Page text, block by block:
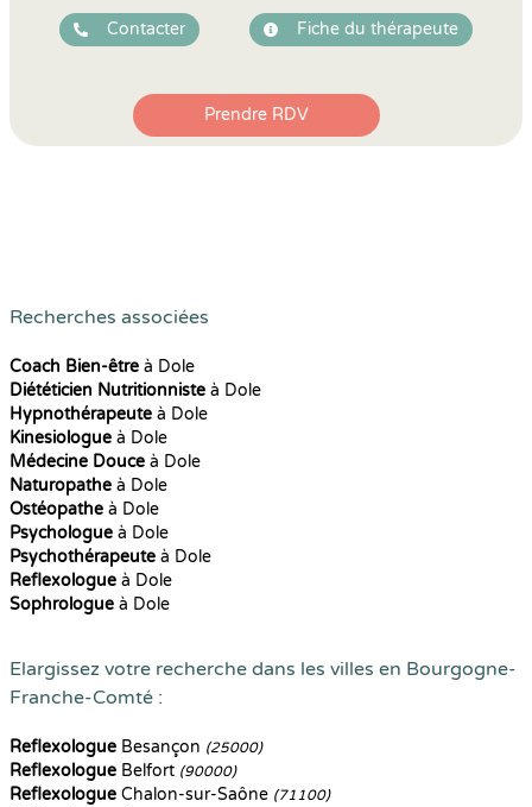
Contacter Fiche du thérapeute
Prendre RDV
Recherches associées
Coach Bien-être à Dole
Diététicien Nutritionniste à Dole
Hypnothérapeute à Dole
Kinesiologue à Dole
Médecine Douce à Dole
Naturopathe à Dole
Ostéopathe à Dole
Psychologue à Dole
Psychothérapeute à Dole
Reflexologue à Dole
Sophrologue à Dole
Elargissez votre recherche dans les villes en Bourgogne-
Franche-Comté :
Reflexologue Besançon (25000)
Reflexologue Belfort (90000)
Reflexologue Chalon-sur-Saône (71100)